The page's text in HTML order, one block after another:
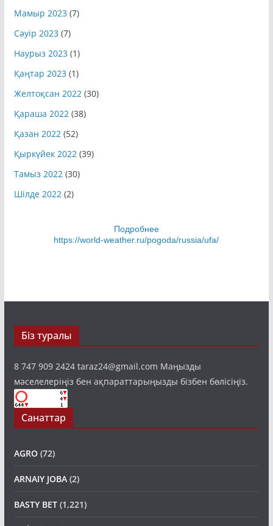
Мамыр 2023 (7)
Сәуір 2023 (7)
Наурыз 2023 (1)
Қаңтар 2023 (1)
Желтоқсан 2022(30)
Қараша 2022(38)
Қазан 2022(52)
Қыркүйек 2022(39)
Тамыз 2022(30)
Шілде 2022(2)
Подробнее
https://world-weather.ru/pogoda/russia/ufa/
Біз туралы
8 747 909 2424 taraz24@gmail.com Маңызды
мәселелеріңіз бен ақпараттарыңызды бізбен бөлісіңіз.
Санаттар
AGRO(72)
ARNAIY JOBA(2)
BASTY BET(1,221)